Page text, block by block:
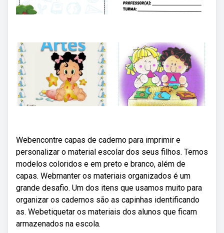
Webencontre capas de caderno para imprimir e
personalizar o material escolar dos seus filhos. Temos
modelos coloridos e em preto e branco, além de
capas. Webmanter os materiais organizados é um
grande desafio. Um dos itens que usamos muito para
organizar os cadernos são as capinhas identificando
as. Webetiquetar os materiais dos alunos que ficam
armazenados na escola.